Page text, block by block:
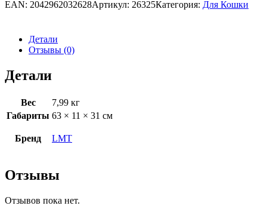
EAN: 2042962032628Артикул: 26325Категория: Для Кошки
Детали
Отзывы (0)
Детали
Вес
7,99 кг
Габариты 63 × 11 × 31 см
Бренд LMT
Отзывы
Отзывов пока нет.